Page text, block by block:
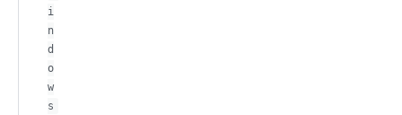
i
n
d
o
w
s